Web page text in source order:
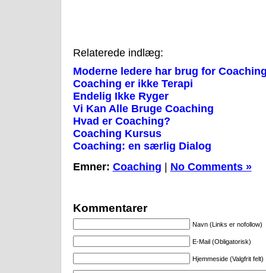
Relaterede indlæg:
Moderne ledere har brug for
Coaching er ikke Terapi
Endelig Ikke Ryger
Vi Kan Alle Bruge Coaching
Hvad er Coaching?
Coaching Kursus
Coaching: en særlig Dialog
Emner: Coaching No Comments »
Kommentarer
Navn (Links er nofollow)
E-Mail (Obligatorisk)
Hjemmeside (Valgfrit felt)